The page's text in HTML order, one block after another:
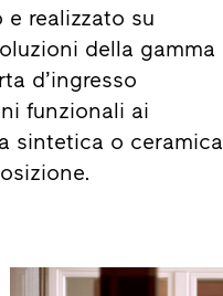
realizzato su
della gamma
d’ingresso
funzionali ai
sintetica o ceramica